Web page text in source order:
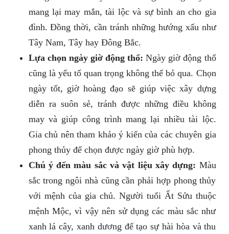
mang lại may mắn, tài lộc và sự bình an cho gia
đình. Đồng thời, cần tránh những hướng xấu như
Tây Nam, Tây hay Đông Bắc.
Lựa chọn ngày giờ động thổ: Ngày giờ động thổ
cũng là yếu tố quan trọng không thể bỏ qua. Chọn
ngày tốt, giờ hoàng đạo sẽ giúp việc xây dựng
diễn ra suôn sẻ, tránh được những điều không
may và giúp công trình mang lại nhiều tài lộc.
Gia chủ nên tham khảo ý kiến của các chuyên gia
phong thủy để chọn được ngày giờ phù hợp.
Chú ý đến màu sắc và vật liệu xây dựng: Màu
sắc trong ngôi nhà cũng cần phải hợp phong thủy
với mệnh của gia chủ. Người tuổi Ất Sửu thuộc
mệnh Mộc, vì vậy nên sử dụng các màu sắc như
xanh lá cây, xanh dương để tạo sự hài hòa và thu